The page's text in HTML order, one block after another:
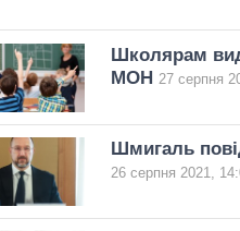
Школярам
МОН 27 серпня
Шмигаль
26 серпня 2021,